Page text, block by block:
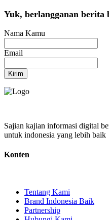
Yuk, berlangganan
Nama Kamu
Email
Kirim
Sajian kajian informasi digital
untuk indonesia yang lebih baik
Konten
Tentang Kami
Brand Indonesia Baik
Partnership